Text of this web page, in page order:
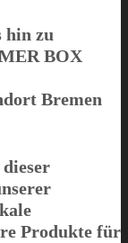
hin zu
BOX
Bremen
Produkte für